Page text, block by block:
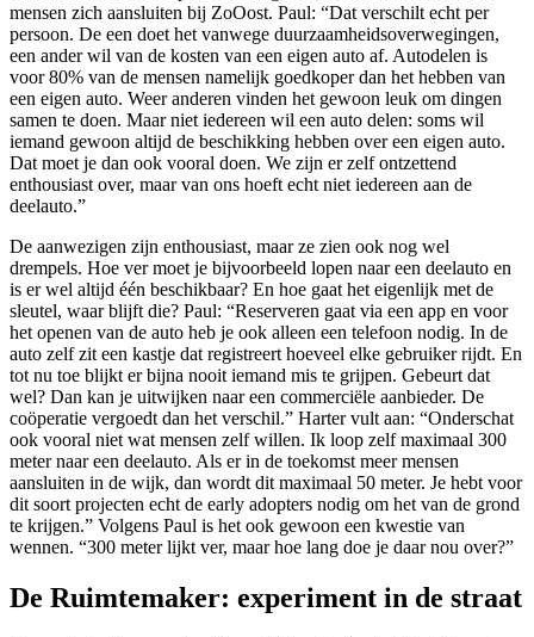
mensen zich aansluiten bij ZoOost. Paul: “Dat verschilt echt per
persoon. De een doet het vanwege duurzaamheidsoverwegingen,
een ander wil van de kosten van een eigen auto af. Autodelen is
voor 80% van de mensen namelijk goedkoper dan het hebben van
een eigen auto. Weer anderen vinden het gewoon leuk om dingen
samen te doen. Maar niet iedereen wil een auto delen: soms wil
iemand gewoon altijd de beschikking hebben over een eigen auto.
Dat moet je dan ook vooral doen. We zijn er zelf ontzettend
enthousiast over, maar van ons hoeft echt niet iedereen aan de
deelauto.”
De aanwezigen zijn enthousiast, maar ze zien ook nog wel
drempels. Hoe ver moet je bijvoorbeeld lopen naar een deelauto en
is er wel altijd één beschikbaar? En hoe gaat het eigenlijk met de
sleutel, waar blijft die? Paul: “Reserveren gaat via een app en voor
het openen van de auto heb je ook alleen een telefoon nodig. In de
auto zelf zit een kastje dat registreert hoeveel elke gebruiker rijdt. En
tot nu toe blijkt er bijna nooit iemand mis te grijpen. Gebeurt dat
wel? Dan kan je uitwijken naar een commerciële aanbieder. De
coöperatie vergoedt dan het verschil.” Harter vult aan: “Onderschat
ook vooral niet wat mensen zelf willen. Ik loop zelf maximaal 300
meter naar een deelauto. Als er in de toekomst meer mensen
aansluiten in de wijk, dan wordt dit maximaal 50 meter. Je hebt voor
dit soort projecten echt de early adopters nodig om het van de grond
te krijgen.” Volgens Paul is het ook gewoon een kwestie van
wennen. “300 meter lijkt ver, maar hoe lang doe je daar nou over?”
De Ruimtemaker: experiment in de straat